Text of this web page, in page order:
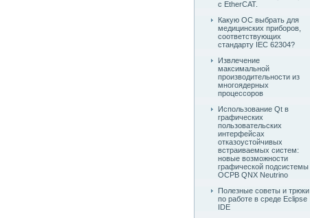
с EtherCAT.
Какую ОС выбрать для
медицинских приборов,
соответствующих
стандарту IEC 62304?
Извлечение
максимальной
производительности из
многоядерных
процессоров
Использование Qt в
графических
пользовательских
интерфейсах
отказоустойчивых
встраиваемых систем:
новые возможности
графической подсистемы
ОСРВ QNX Neutrino
Полезные советы и трюки
по работе в среде Eclipse
IDE